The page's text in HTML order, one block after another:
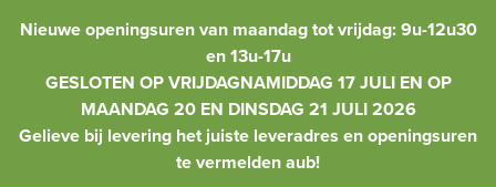
Nieuwe openingsuren van maandag tot vrijdag: 9u-12u30
en 13u-17u
GESLOTEN OP VRIJDAGNAMIDDAG 17 JULI EN OP
MAANDAG 20 EN DINSDAG 21 JULI 2026
Gelieve bij levering het juiste leveradres en openingsuren
te vermelden aub!